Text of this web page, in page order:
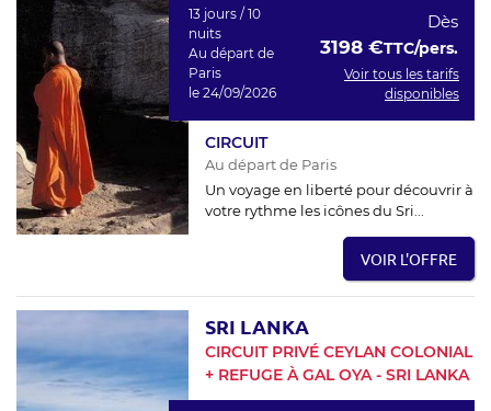
13 jours / 10
nuits
Au départ de
Paris
le 24/09/2026
Dès
3198 €TTC/pers.
Voir tous les tarifs
disponibles
CIRCUIT
Au départ de Paris
Un voyage en liberté pour découvrir à
votre rythme les icônes du Sri...
VOIR L'OFFRE
SRI LANKA
CIRCUIT PRIVÉ CEYLAN COLONIAL
+ REFUGE À GAL OYA - SRI LANKA